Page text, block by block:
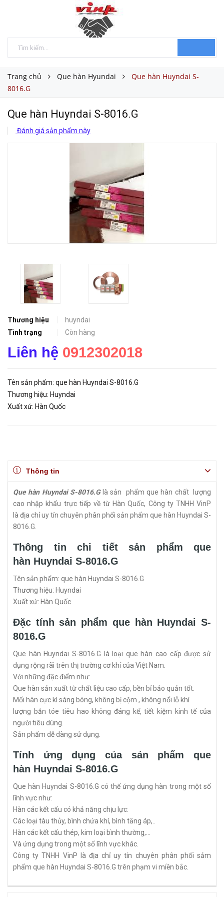
Trang chủ Que hàn Hyundai
Que hàn Huyndai S-
8016.G
Que hàn Huyndai S-8016.G
Đánh giá sản phẩm này
Thương hiệu
huyndai
Tình trạng
Còn hàng
Liên hệ 0912302018
Tên sản phẩm: que hàn Huyndai S-8016.G
Thương hiệu: Huyndai
Xuất xứ: Hàn Quốc
Thông tin
Que hàn Huyndai S-8016.Glà sản phẩm que hàn chất lượng
cao nhập khẩu trực tiếp về từ Hàn Quốc, Công ty TNHH VinP
là địa chỉ uy tín chuyên phân phối sản phẩm que hàn Huyndai S-
8016.G.
Thông tin chi tiết sản phẩm que
hàn Huyndai S-8016.G
Tên sản phẩm: que hàn Huyndai S-8016.G
Thương hiệu: Huyndai
Xuất xứ: Hàn Quốc
Đặc tính sản phẩm que hàn Huyndai S-
8016.G
Que hàn Huyndai S-8016.G là loại que hàn cao cấp được sử
dụng rộng rãi trên thị trường cơ khí của Việt Nam.
Với những đặc điểm như:
Que hàn sản xuất từ chất liệu cao cấp, bền bỉ bảo quản tốt.
Mối hàn cực kì sáng bóng, không bị cộm , không nổi lỗ khí
lượng bắn tóe tiêu hao không đáng kể, tiết kiệm kinh tế của
người tiêu dùng.
Sản phẩm dễ dàng sử dụng.
Tính ứng dụng của sản phẩm que
hàn Huyndai S-8016.G
Que hàn Huyndai S-8016.G có thể ứng dụng hàn trong một số
lĩnh vực như:
Hàn các kết cấu có khả năng chịu lực:
Các loại tàu thủy, bình chứa khí, bình tăng áp,..
Hàn các kết cấu thép, kim loại bình thường,...
Và ứng dụng trong một số lĩnh vực khác.
Công ty TNHH VinP là địa chỉ uy tín chuyên phân phối sảm
phẩm que hàn Huyndai S-8016.G trên phạm vi miền bắc.